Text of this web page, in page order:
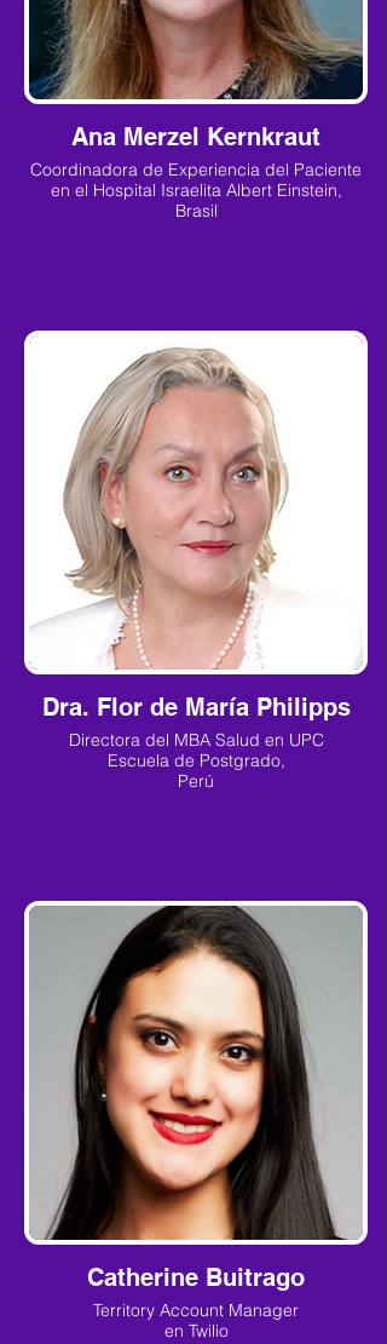
Ana Merzel Kernkraut
Coordinadora de Experiencia del Paciente
en el Hospital Israelita Albert Einstein,
Brasil
Dra. Flor de María Philipps
Directora del MBA Salud en UPC
Escuela de Postgrado,
Perú
Catherine Buitrago
Territory Account Manager
en Twilio